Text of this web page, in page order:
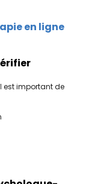
en ligne
est important de